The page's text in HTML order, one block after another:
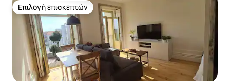
Επιλογή επισκεπτών
Επιλογή επισκεπτών